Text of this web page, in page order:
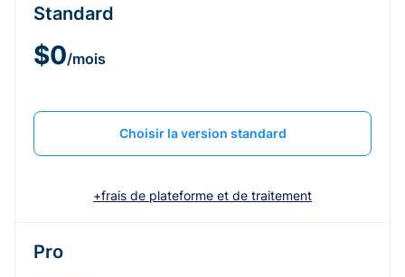
Standard
$0/mois
Choisir la version standard
+frais de plateforme et de traitement
Pro